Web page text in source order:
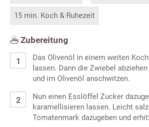
15 min. Koch & Ruhezeit
Zubereitung
Das Olivenöl in einem weiten
lassen. Dann die Zwiebel
und im Olivenöl anschwitzen.
Nun einen Esslöffel Zucker
karamellisieren lassen. Leicht
Tomatenmark dazugeben und